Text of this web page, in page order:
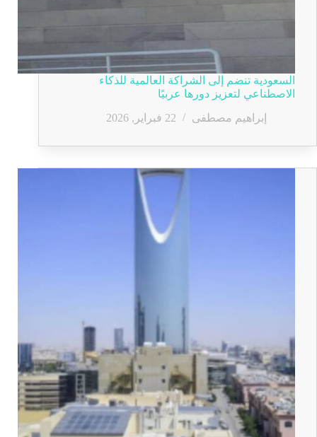
السعودية تنضم إلى الشراكة العالمية للذكاء
الاصطناعي لتعزيز دورها عربيًا
إبراهيم مصطفى
22 فبراير, 2026